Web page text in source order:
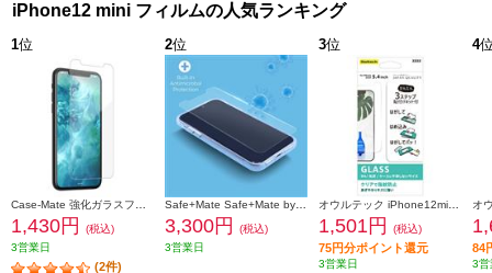
iPhone12 mini フィルムの人気ランキング
1位
1,430円
(税込)
3営業日
(2件)
2位
3,300円
(税込)
3営業日
3位
1,501円 (税込)
75円分ポイント還元
3営業日
4
84
3営